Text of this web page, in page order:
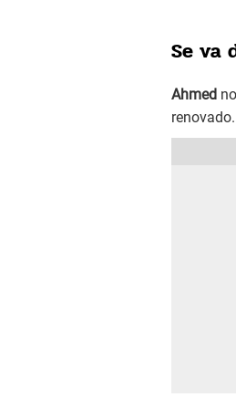
Se va
Ahmed
renovado.